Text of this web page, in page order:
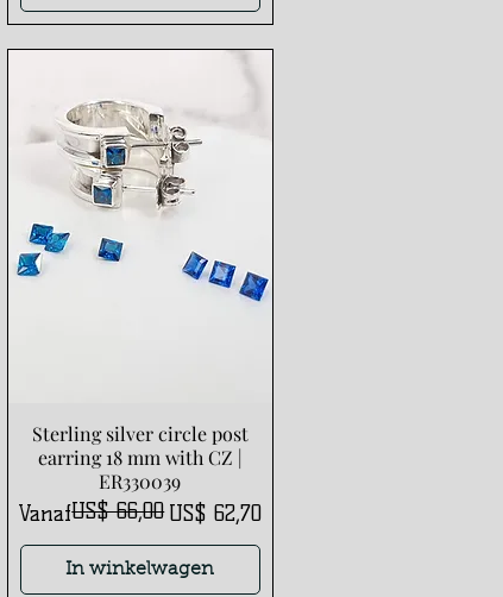
Snel overzicht
Sterling silver circle post
earring 18 mm with CZ |
ER330039
Vanaf
Normale prijs
US$ 66,00 US$ 62,70
Verkoopprijs
In winkelwagen